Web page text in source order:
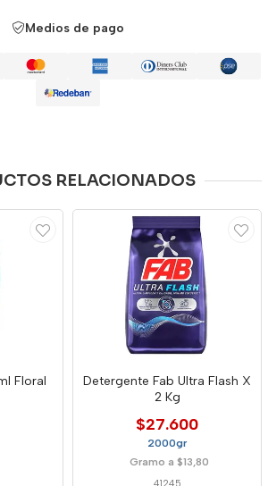
Medios de pago
RELACIONADOS
Floral
Detergente Fab Ultra Flash X
2 Kg
$27.600
2000gr
Gramo a $13,80